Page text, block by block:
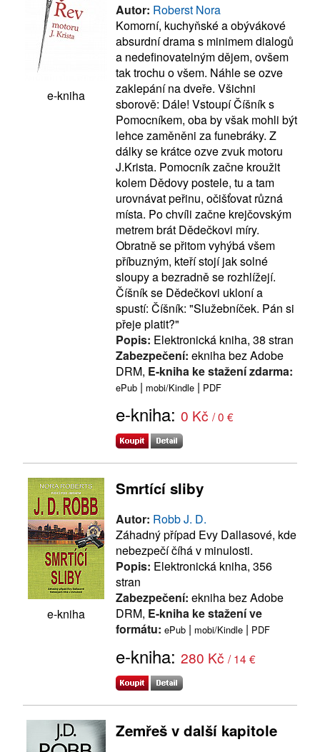
e-kniha
Autor: Roberst Nora
Komorní, kuchyňské a obývákové
absurdní drama s minimem dialogů
a nedefinovatelným dějem, ovšem
tak trochu o všem. Náhle se ozve
zaklepání na dveře. Všichni
sborově: Dále! Vstoupí Číšník s
Pomocníkem, oba by však mohli být
lehce zaměněni za funebráky. Z
dálky se krátce ozve zvuk motoru
J.Krista. Pomocník začne kroužit
kolem Dědovy postele, tu a tam
urovnávat peřinu, očišťovat různá
místa. Po chvíli začne krejčovským
metrem brát Dědečkovi míry.
Obratně se přitom vyhýbá všem
příbuzným, kteří stojí jak solné
sloupy a bezradně se rozhlížejí.
Číšník se Dědečkovi ukloní a
spustí: Číšník: "Služebníček. Pán si
přeje platit?"
Popis: Elektronická kniha, 38 stran
Zabezpečení: ekniha bez Adobe
DRM, E-kniha ke stažení zdarma:
ePub | mobi/Kindle | PDF
e-kniha: 0 Kč / 0 €
e-kniha
Smrtící sliby
Autor: Robb J. D.
Záhadný případ Evy Dallasové, kde
nebezpečí číhá v minulosti.
Popis: Elektronická kniha, 356
stran
Zabezpečení: ekniha bez Adobe
DRM, E-kniha ke stažení ve
formátu: ePub | mobi/Kindle | PDF
e-kniha: 280 Kč / 14 €
Zemřeš v další kapitole